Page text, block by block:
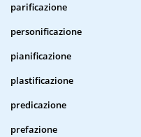
parificazione
personificazione
pianificazione
plastificazione
predicazione
prefazione